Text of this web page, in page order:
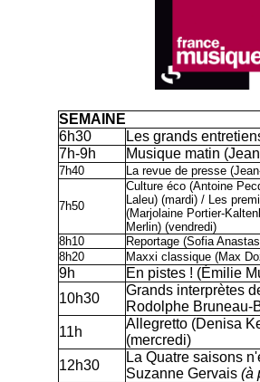
SEMAINE
6h30
Les grands
7h-9h
Musique matin
7h40 La revue de presse
7h50
Culture éco (Antoine
Laleu) (mardi) / Les
(Marjolaine Portier-
Merlin) (vendredi)
8h10
Reportage (Sofia
8h20
Maxxi classique (Max
9h
En pistes ! (Émilie
10h30
Grands interprètes
Rodolphe Bruneau-
11h
Allegretto (Denisa
(mercredi)
12h30
La Quatre saisons
Suzanne Gervais (à